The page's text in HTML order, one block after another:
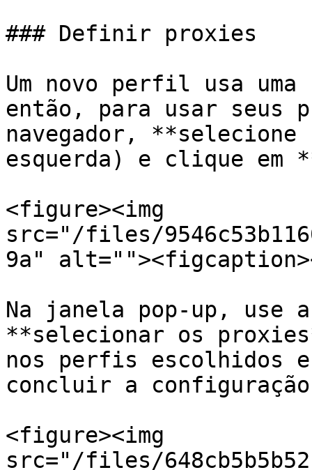
### Definir proxies
Um novo perfil usa
então, para usar seus
navegador,
esquerda) e clique
<figure><img
src="/files/
9a"
Na janela pop-up, use
**selecionar os
nos perfis escolhidos
concluir a
<figure><img
src="/files/